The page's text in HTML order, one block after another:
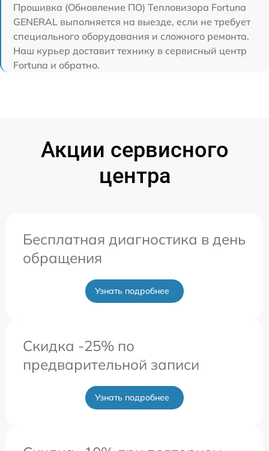
Прошивка (Обновление ПО) Тепловизора Fortuna
GENERAL выполняется на выезде, если не требует
специального оборудования и сложного ремонта.
Наш курьер доставит технику в сервисный центр
Fortuna и обратно.
Акции сервисного
центра
Бесплатная диагностика в день
обращения
Узнать подробнее
Скидка -25% по
предварительной записи
Узнать подробнее